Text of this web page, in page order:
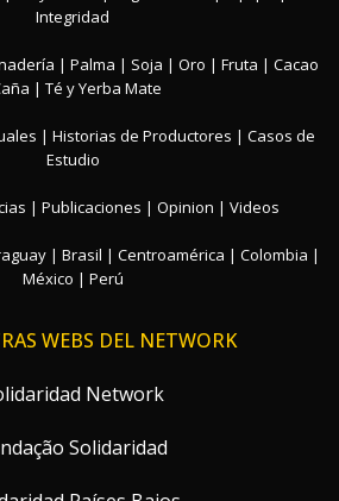
Integridad
| Palma | Soja | Oro | Fruta | Cacao
| Té y Yerba Mate
| Historias de Productores | Casos de
Estudio
| Publicaciones | Opinion | Videos
| Brasil | Centroamérica | Colombia |
México | Perú
WEBS DEL NETWORK
Network
Solidaridad